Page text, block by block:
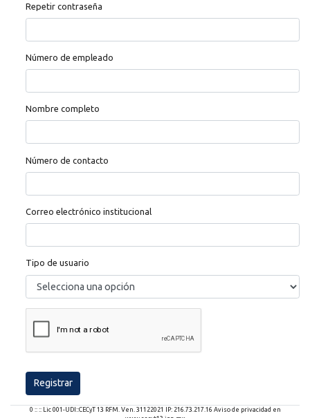
Repetir contraseña
Número de empleado
Nombre completo
Número de contacto
Correo electrónico institucional
Tipo de usuario
0 :: :: Lic 001-UDI::CECyT 13 RFM. Ven. 31122021 IP: 216.73.217.16 Aviso de privacidad en